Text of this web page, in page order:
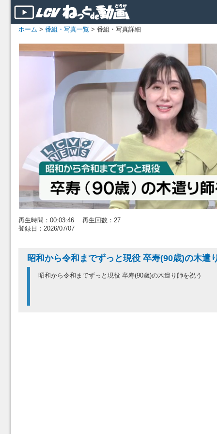
ホーム > 番組・写真一覧 > 番組・写真詳細
再生時間：00:03:46 再生回数：27
登録日：2026/07/07
昭和から令和までずっと現役 卒寿(90歳)の木遣
昭和から令和までずっと現役 卒寿(90歳)の木遣り師を祝う